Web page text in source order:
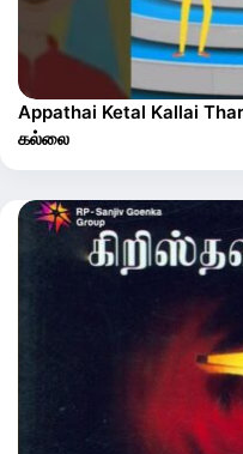
Appathai Ketal Kallai
கல்லை